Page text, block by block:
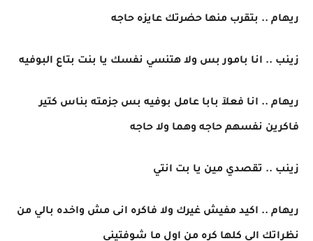
ريهام .. بتقرب منها حضرتك عايزه حاجه
زينب .. انا بامور بس ولا هتنسي نفسك يا بنت بتاع البوفيه
ريهام .. انا فعلآ بابا عامل بوفيه بس جزمته بناس كتير
فاكرين نفسهم حاجه وهما ولا حاجه
زينب .. تقصدي مين يا بت انتي
ريهام .. اكيد مفيش غيرك ولا فاكره انى مش واخده بالي من
نظراتك الي كلها كره من اول ما شوفتيني